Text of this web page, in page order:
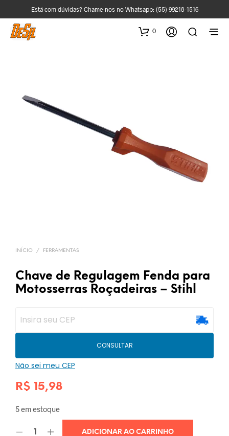
Está com dúvidas? Chame-nos no Whatsapp: (55) 99218-1516
0
INÍCIO / FERRAMENTAS
Chave de Regulagem Fenda para
Motosserras Roçadeiras – Stihl
CONSULTAR
Não sei meu CEP
R$ 15,98
5 em estoque
ADICIONAR AO CARRINHO